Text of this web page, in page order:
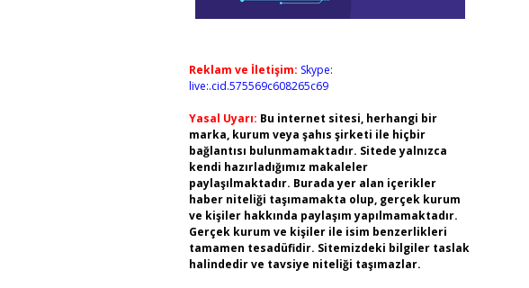
Reklam ve İletişim: Skype:
live:.cid.575569c608265c69
Yasal Uyarı: Bu internet sitesi, herhangi bir
marka, kurum veya şahıs şirketi ile hiçbir
bağlantısı bulunmamaktadır. Sitede yalnızca
kendi hazırladığımız makaleler
paylaşılmaktadır. Burada yer alan içerikler
haber niteliği taşımamakta olup, gerçek kurum
ve kişiler hakkında paylaşım yapılmamaktadır.
Gerçek kurum ve kişiler ile isim benzerlikleri
tamamen tesadüfidir. Sitemizdeki bilgiler taslak
halindedir ve tavsiye niteliği taşımazlar.